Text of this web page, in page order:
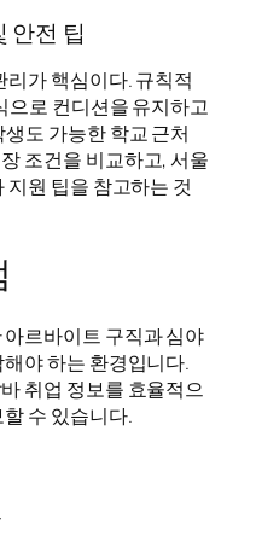
안전 팁
리가 핵심이다. 규칙적
으로 컨디션을 유지하고
도 가능한 학교 근처
조건을 비교하고, 서울
원 팁을 참고하는 것
르바이트 구직과 심야
야 하는 환경입니다.
취업 정보를 효율적으
수 있습니다.